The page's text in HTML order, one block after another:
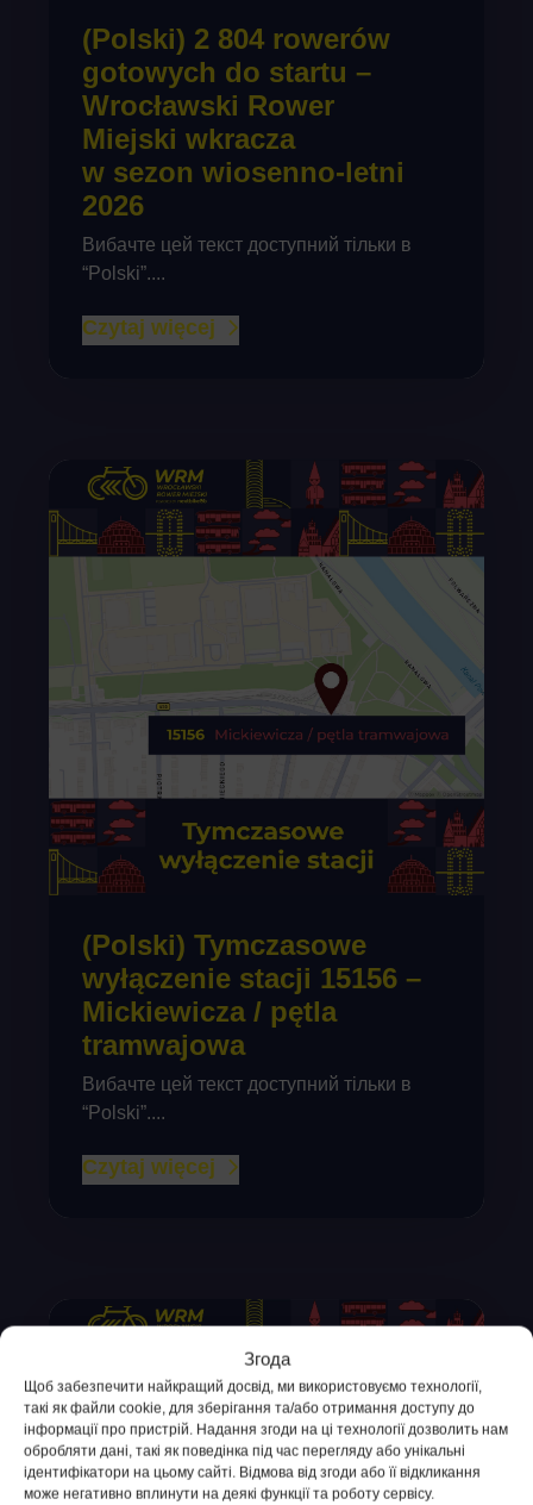
Згода
Щоб забезпечити найкращий досвід, ми використовуємо технології,
такі як файли cookie, для зберігання та/або отримання доступу до
інформації про пристрій. Надання згоди на ці технології дозволить нам
обробляти дані, такі як поведінка під час перегляду або унікальні
ідентифікатори на цьому сайті. Відмова від згоди або її відкликання
може негативно вплинути на деякі функції та роботу сервісу.
(Polski) 2 804 rowerów
gotowych do startu –
Wrocławski Rower
Miejski wkracza
w sezon wiosenno-letni
2026
Вибачте цей текст доступний тільки в
“Polski”....
Czytaj więcej
(Polski) Tymczasowe
wyłączenie stacji 15156 –
Mickiewicza / pętla
tramwajowa
Вибачте цей текст доступний тільки в
“Polski”....
Czytaj więcej